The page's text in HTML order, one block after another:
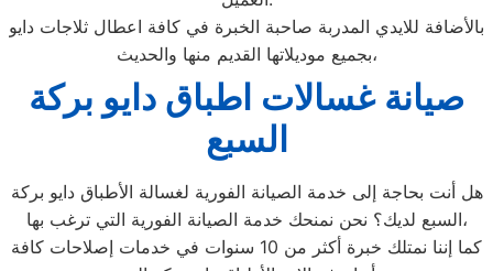
بالأضافة للايدي المدربة صاحبة الخبرة في كافة اعطال ثلاجات دايو
بجميع موديلاتها القديم منها والحديث،
صيانة غسالات اطباق دايو بركة
السبع
هل أنت بحاجة إلى خدمة الصيانة الفورية لغسالة الأطباق دايو بركة
السبع لديك؟ نحن نمنحك خدمة الصيانة الفورية التي ترغب بها،
كما إننا نمتلك خبرة أكثر من 10 سنوات في خدمات إصلاحات كافة